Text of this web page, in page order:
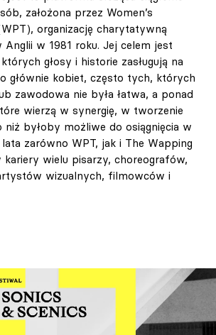
założona przez Women’s
organizację charytatywną
w 1981 roku. Jej celem jest
głosy i historie zasługują na
głównie kobiet, często tych, których
zawodowa nie była łatwa, a ponad
wierzą w synergię, w tworzenie
niż byłoby możliwe do osiągnięcia w
zarówno WPT, jak i The Wapping
kariery wielu pisarzy, choreografów,
wizualnych, filmowców i